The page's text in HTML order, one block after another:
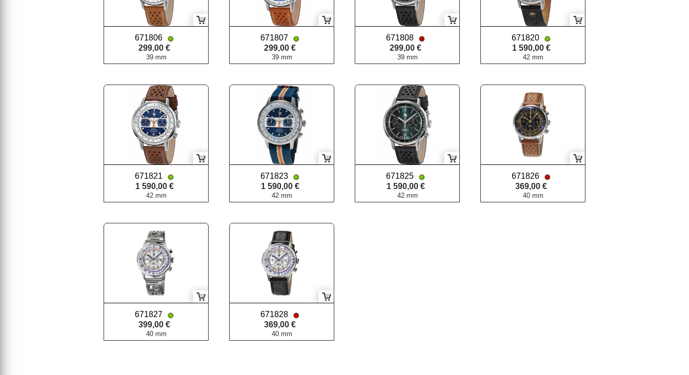
671806
299,00 €
39 mm
671807
299,00 €
39 mm
671808
299,00 €
39 mm
671820
1 590,00 €
42 mm
671821
1 590,00 €
42 mm
671823
1 590,00 €
42 mm
671825
1 590,00 €
42 mm
671826
369,00 €
40 mm
671827
399,00 €
40 mm
671828
369,00 €
40 mm